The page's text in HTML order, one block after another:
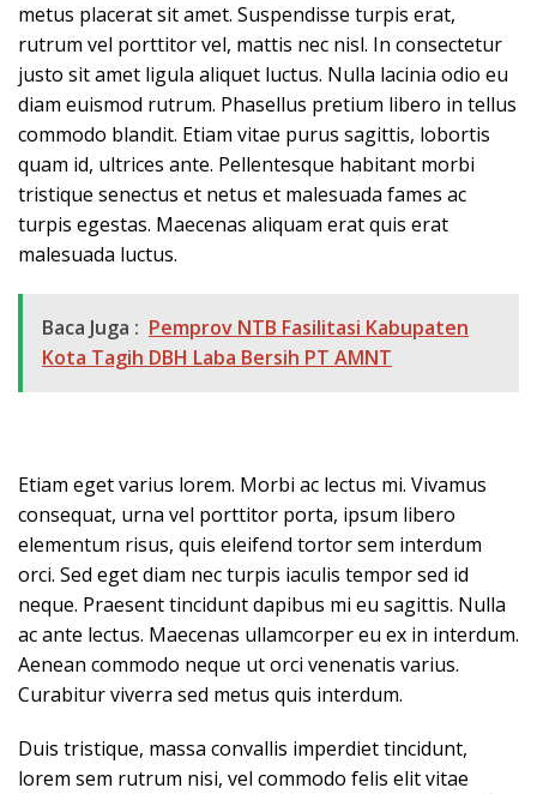
metus placerat sit amet. Suspendisse turpis erat,
rutrum vel porttitor vel, mattis nec nisl. In consectetur
justo sit amet ligula aliquet luctus. Nulla lacinia odio eu
diam euismod rutrum. Phasellus pretium libero in tellus
commodo blandit. Etiam vitae purus sagittis, lobortis
quam id, ultrices ante. Pellentesque habitant morbi
tristique senectus et netus et malesuada fames ac
turpis egestas. Maecenas aliquam erat quis erat
malesuada luctus.
Baca Juga : Pemprov NTB Fasilitasi Kabupaten
Kota Tagih DBH Laba Bersih PT AMNT
Etiam eget varius lorem. Morbi ac lectus mi. Vivamus
consequat, urna vel porttitor porta, ipsum libero
elementum risus, quis eleifend tortor sem interdum
orci. Sed eget diam nec turpis iaculis tempor sed id
neque. Praesent tincidunt dapibus mi eu sagittis. Nulla
ac ante lectus. Maecenas ullamcorper eu ex in interdum.
Aenean commodo neque ut orci venenatis varius.
Curabitur viverra sed metus quis interdum.
Duis tristique, massa convallis imperdiet tincidunt,
lorem sem rutrum nisi, vel commodo felis elit vitae